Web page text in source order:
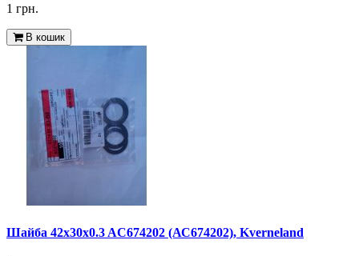
1 грн.
В кошик
Шайба 42x30x0.3 AC674202 (АС674202), Kverneland